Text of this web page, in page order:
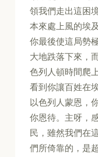
領我們走出這困
本來處上風的埃
你最後使這局勢
大地跌落下來，
色列人頓時間爬
看到你讓百姓在
以色列人蒙恩，
你恩待。主呀，
民，雖然我們在
們所倚靠的，是